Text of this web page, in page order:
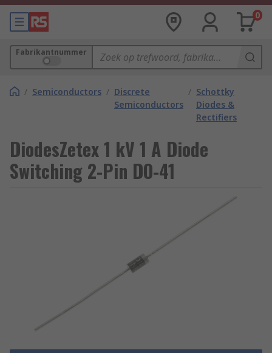
0
Fabrikantnummer
/ Semiconductors / Discrete
Semiconductors
/ Schottky
Diodes &
Rectifiers
DiodesZetex 1 kV 1 A Diode
Switching 2-Pin DO-41